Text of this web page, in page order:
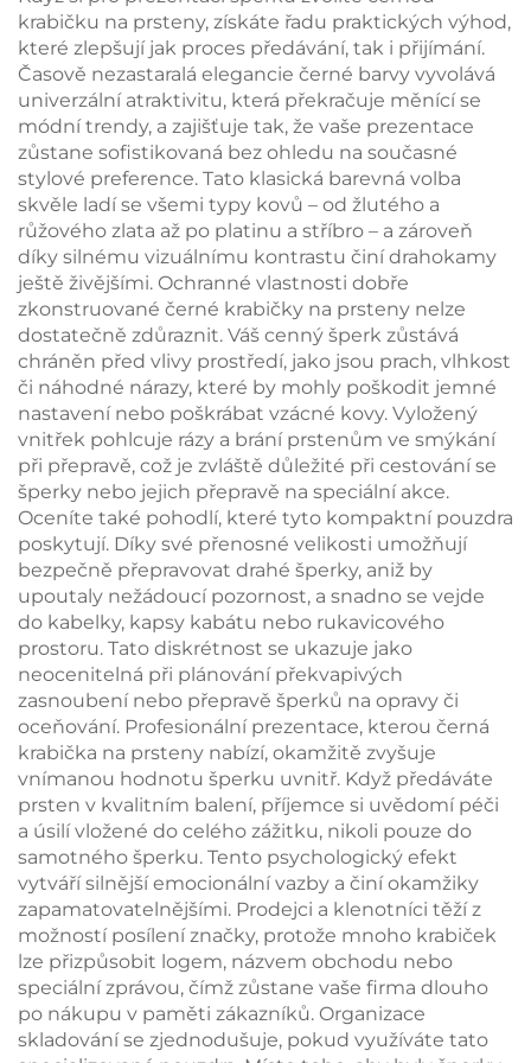
protižloutlé balicí
taštička
třídou pro balení,
personalizovaná
dárková krabička,
dávkové balení
krabičku na prsteny, získáte řadu praktických výhod,
které zlepšují jak proces předávání, tak i přijímání.
Časově nezastaralá elegancie černé barvy vyvolává
univerzální atraktivitu, která překračuje měnící se
módní trendy, a zajišťuje tak, že vaše prezentace
zůstane sofistikovaná bez ohledu na současné
stylové preference. Tato klasická barevná volba
skvěle ladí se všemi typy kovů – od žlutého a
růžového zlata až po platinu a stříbro – a zároveň
díky silnému vizuálnímu kontrastu činí drahokamy
ještě živějšími. Ochranné vlastnosti dobře
zkonstruované černé krabičky na prsteny nelze
dostatečně zdůraznit. Váš cenný šperk zůstává
chráněn před vlivy prostředí, jako jsou prach, vlhkost
či náhodné nárazy, které by mohly poškodit jemné
nastavení nebo poškrábat vzácné kovy. Vyložený
vnitřek pohlcuje rázy a brání prstenům ve smýkání
při přepravě, což je zvláště důležité při cestování se
šperky nebo jejich přepravě na speciální akce.
Oceníte také pohodlí, které tyto kompaktní pouzdra
poskytují. Díky své přenosné velikosti umožňují
bezpečně přepravovat drahé šperky, aniž by
upoutaly nežádoucí pozornost, a snadno se vejde
do kabelky, kapsy kabátu nebo rukavicového
prostoru. Tato diskrétnost se ukazuje jako
neocenitelná při plánování překvapivých
zasnoubení nebo přepravě šperků na opravy či
oceňování. Profesionální prezentace, kterou černá
krabička na prsteny nabízí, okamžitě zvyšuje
vnímanou hodnotu šperku uvnitř. Když předáváte
prsten v kvalitním balení, příjemce si uvědomí péči
a úsilí vložené do celého zážitku, nikoli pouze do
samotného šperku. Tento psychologický efekt
vytváří silnější emocionální vazby a činí okamžiky
zapamatovatelnějšími. Prodejci a klenotníci těží z
možností posílení značky, protože mnoho krabiček
lze přizpůsobit logem, názvem obchodu nebo
speciální zprávou, čímž zůstane vaše firma dlouho
po nákupu v paměti zákazníků. Organizace
skladování se zjednodušuje, pokud využíváte tato